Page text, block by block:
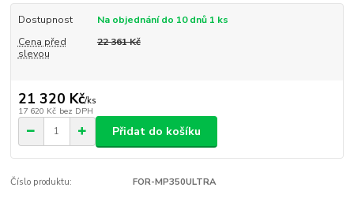
Dostupnost
Na objednání do 10 dnů 1 ks
Cena před
slevou
22 361 Kč
21 320 Kč/ks
17 620 Kč bez DPH
Přidat do košíku
Číslo produktu: FOR-MP350ULTRA